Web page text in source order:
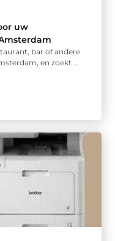
uw
bar of andere
en zoekt ...